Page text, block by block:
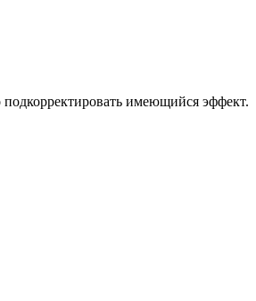
имеющийся эффект.